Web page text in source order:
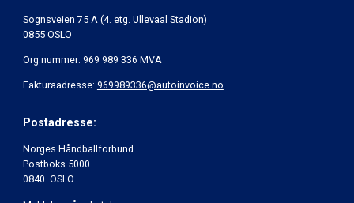
Sognsveien 75 A (4. etg. Ullevaal Stadion)
0855 OSLO
Org.nummer: 969 989 336 MVA
Fakturaadresse: 969989336@autoinvoice.no
Postadresse:
Norges Håndballforbund
Postboks 5000
0840 OSLO